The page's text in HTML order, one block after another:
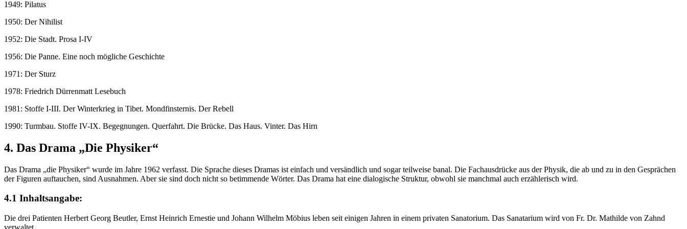
1949: Pilatus
1950: Der Nihilist
1952: Die Stadt. Prosa I-IV
1956: Die Panne. Eine noch mögliche Geschichte
1971: Der Sturz
1978: Friedrich Dürrenmatt Lesebuch
1981: Stoffe I-III. Der Winterkrieg in Tibet. Mondfinsternis. Der Rebell
1990: Turmbau. Stoffe IV-IX. Begegnungen. Querfahrt. Die Brücke. Das Haus. Vinter. Das Hirn
4. Das Drama „Die Physiker“
Das Drama „die Physiker“ wurde im Jahre 1962 verfasst. Die Sprache dieses Dramas ist einfach und versändlich und sogar teilweise banal. Die Fachausdrücke aus der Physik, die ab und zu in den Gesprächen
der Figuren auftauchen, sind Ausnahmen. Aber sie sind doch nicht so betimmende Wörter. Das Drama hat eine dialogische Struktur, obwohl sie manchmal auch erzählerisch wird.
4.1 Inhaltsangabe:
Die drei Patienten Herbert Georg Beutler, Ernst Heinrich Ernestie und Johann Wilhelm Möbius leben seit einigen Jahren in einem privaten Sanatorium. Das Sanatarium wird von Fr. Dr. Mathilde von Zahnd
verwaltet.